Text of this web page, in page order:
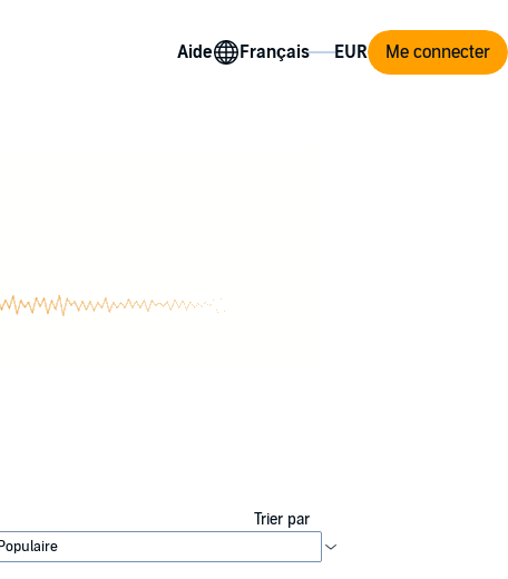
Aide Me connecter
Trier par